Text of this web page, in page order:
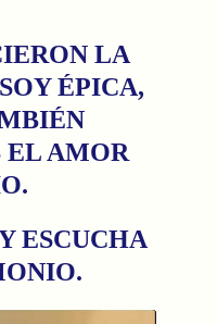
LA
ÉPICA,
EL AMOR
ESCUCHA